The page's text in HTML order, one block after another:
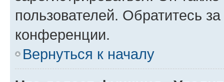
пользователей. Обратитесь
конференции.
Вернуться к началу